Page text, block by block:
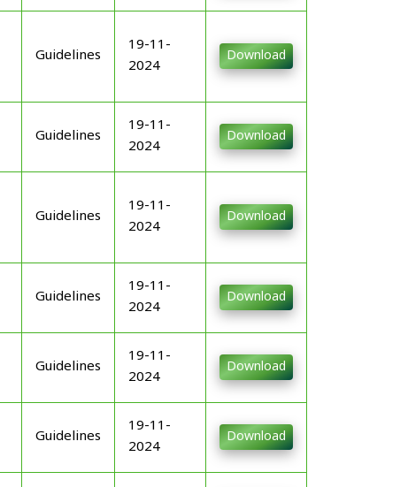
Guidelines
19-11-
2024
Download
Guidelines
19-11-
2024
Download
Guidelines
19-11-
2024
Download
Guidelines
19-11-
2024
Download
Guidelines
19-11-
2024
Download
Guidelines
19-11-
2024
Download